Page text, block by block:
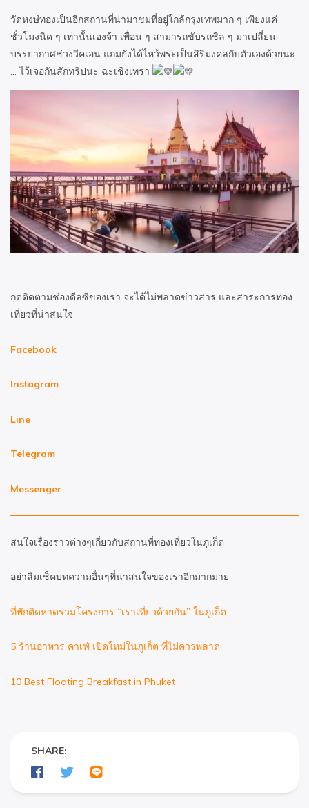
วัดหงษ์ทองเป็นอีกสถานที่น่ามาชมที่อยู่ใกล้กรุงเทพมาก ๆ เพียงแค่
ชั่วโมงนิด ๆ เท่านั้นเองจ้า เพื่อน ๆ สามารถขับรถชิล ๆ มาเปลี่ยน
บรรยากาศช่วงวีคเอน แถมยังได้ไหว้พระเป็นสิริมงคลกับตัวเองด้วยนะ
… ไว้เจอกันสักทริปนะ ฉะเชิงเทรา
กดติดตามช่องดีลซีของเรา จะได้ไม่พลาดข่าวสาร และสาระการท่อง
เที่ยวที่น่าสนใจ
Facebook
Instagram
Line
Telegram
Messenger
สนใจเรื่องราวต่างๆเกี่ยวกับสถานที่ท่องเที่ยวในภูเก็ต
อย่าลืมเช็คบทความอื่นๆที่น่าสนใจของเราอีกมากมาย
ที่พักติดหาดร่วมโครงการ “เราเที่ยวด้วยกัน” ในภูเก็ต
5 ร้านอาหาร คาเฟ่ เปิดใหม่ในภูเก็ต ที่ไม่ควรพลาด
10 Best Floating Breakfast in Phuket
SHARE: